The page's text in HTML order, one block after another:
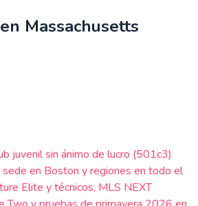
Massachusetts
juvenil sin ánimo de lucro (501c3)
en Boston y regiones en todo el
Elite y técnicos, MLS NEXT